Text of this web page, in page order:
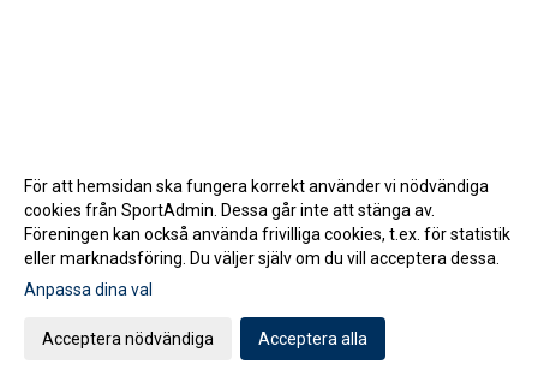
Gå till Webbversion
För att hemsidan ska fungera korrekt använder vi nödvändiga
cookies från SportAdmin. Dessa går inte att stänga av.
Föreningen kan också använda frivilliga cookies, t.ex. för statistik
eller marknadsföring. Du väljer själv om du vill acceptera dessa.
Anpassa dina val
Acceptera nödvändiga Acceptera alla